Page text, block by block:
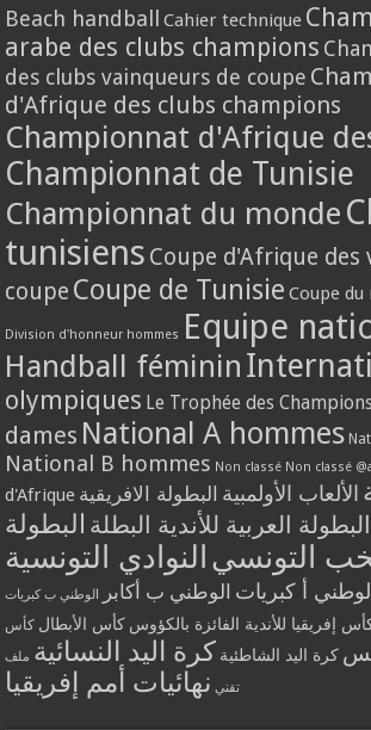
Beach handball Cahier technique
arabe des clubs champions
des clubs vainqueurs de coupe
d'Afrique des clubs champions
Championnat d'Afrique
Championnat de Tunisie
Championnat du monde
tunisiens Coupe d'Afrique des
coupe Coupe de Tunisie Coupe du
Division d'honneur hommes Equipe
Handball féminin
olympiques Le Trophée des Champions
dames National A hommes
National B hommes Non classé Non classé
d'Afrique
الألعاب الأولمبية البطولة الافريقية
البطولة العربية للأندية البطلة البطولة
التونسي النوادي التونسية
أ كبريات الوطني ب أكابر الوطني ب كبريات
إفريقيا للأندية الفائزة بالكؤوس كأس الأبطال كأس
كرة اليد الشاطئية كرة اليد النسائية ملف
تقني نهائيات أمم إفريقيا